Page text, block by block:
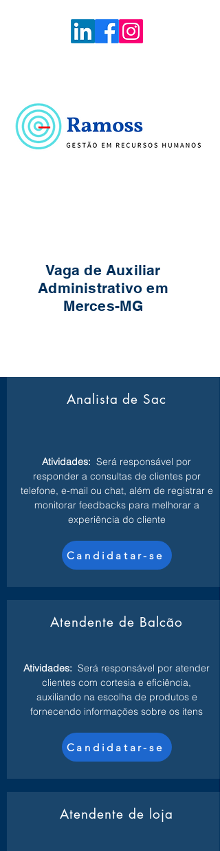
Vaga de Auxiliar
Administrativo em
Merces-MG
Analista de Sac
Atividades: Será responsável por
responder a consultas de clientes por
telefone, e-mail ou chat, além de registrar e
monitorar feedbacks para melhorar a
experiência do cliente
Candidatar-se
Atendente de Balcão
Atividades: Será responsável por atender
clientes com cortesia e eficiência,
auxiliando na escolha de produtos e
fornecendo informações sobre os itens
Candidatar-se
Atendente de loja